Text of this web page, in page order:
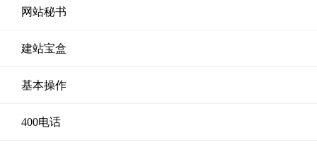
网站秘书
建站宝盒
基本操作
400电话